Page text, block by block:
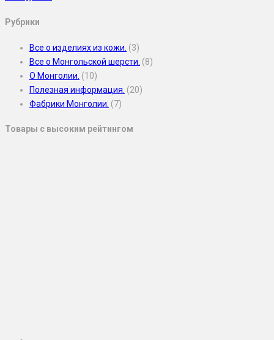
Рубрики
Все о изделиях из кожи. (3)
Все о Монгольской шерсти. (8)
О Монголии. (10)
Полезная информация. (20)
Фабрики Монголии. (7)
Товары с высоким рейтингом